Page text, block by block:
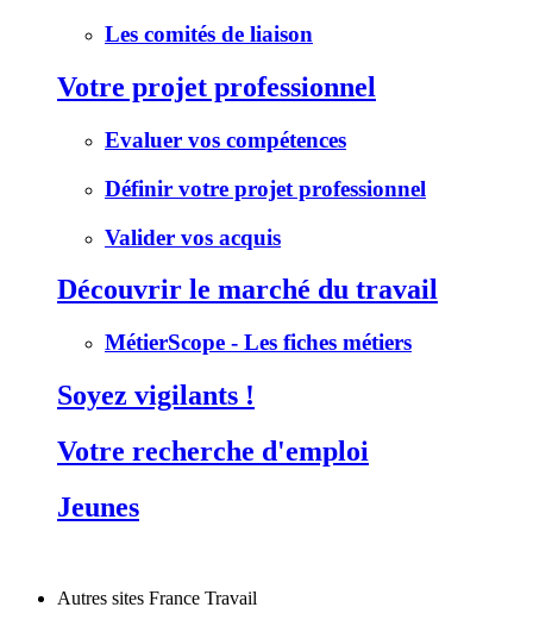
Les comités de liaison
Votre projet professionnel
Evaluer vos compétences
Définir votre projet professionnel
Valider vos acquis
Découvrir le marché du travail
MétierScope - Les fiches métiers
Soyez vigilants !
Votre recherche d'emploi
Jeunes
Autres sites France Travail